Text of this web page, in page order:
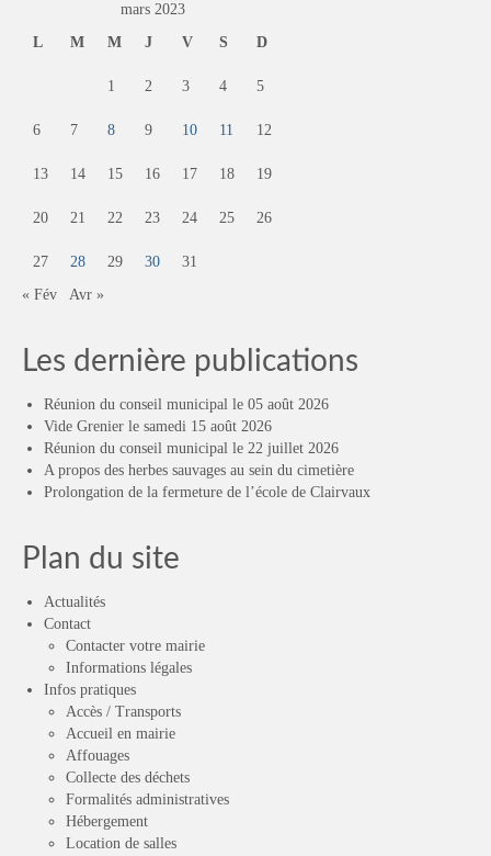
mars 2023
L
M M J V S D
1 2 3 4 5
6 7 8 9 10 11 12
13 14 15 16 17 18 19
20 21 22 23 24 25 26
27 28 29 30
31
« Fév
Avr »
Les dernière publications
Réunion du conseil municipal le 05 août 2026
Vide Grenier le samedi 15 août 2026
Réunion du conseil municipal le 22 juillet 2026
A propos des herbes sauvages au sein du cimetière
Prolongation de la fermeture de l’école de Clairvaux
Plan du site
Actualités
Contact
Contacter votre mairie
Informations légales
Infos pratiques
Accès / Transports
Accueil en mairie
Affouages
Collecte des déchets
Formalités administratives
Hébergement
Location de salles